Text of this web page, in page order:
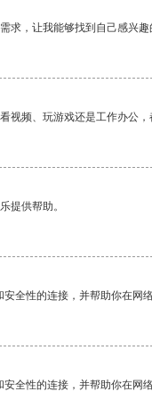
求，让我能够找到自己感兴趣
视频、玩游戏还是工作办公
提供帮助。
全性的连接，并帮助你在网络
全性的连接，并帮助你在网络